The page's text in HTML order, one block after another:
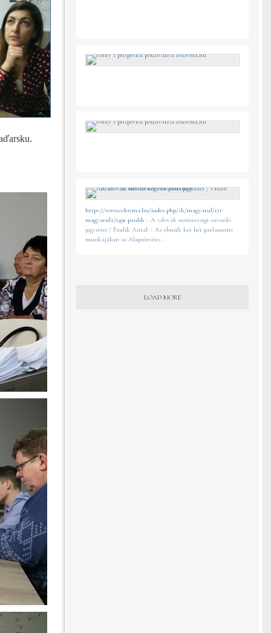
https://www.oslovma.hu/index.php/sk/magyarul/171-
magyarul2/1491-paulik - A szlovák nemzetiségi szószóló
jegyzetei / Paulik Antal: - Az elmúlt két hét parlamenti
munkájában az Alaptörvény...
LOAD MORE